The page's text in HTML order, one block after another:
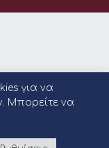
για να
Μπορείτε να